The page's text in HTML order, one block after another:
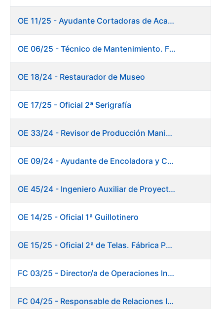
Show/Hide
Show/Hide
Item
OE 11/25 - Ayudante Cortadoras de Acabados. Fábrica Papel
OE 06/25 - Técnico de Mantenimiento. Fábrica Papel
OE 18/24 - Restaurador de Museo
OE 17/25 - Oficial 2ª Serigrafía
OE 33/24 - Revisor de Producción Manipulado Timbre
OE 09/24 - Ayudante de Encoladora y Calandra Máquina de Papel
OE 45/24 - Ingeniero Auxiliar de Proyectos. Investigación y Desarrollo
OE 14/25 - Oficial 1ª Guillotinero
OE 15/25 - Oficial 2ª de Telas. Fábrica Papel
FC 03/25 - Director/a de Operaciones Industriales
FC 04/25 - Responsable de Relaciones Institucionales y Coordinación de Presidencia